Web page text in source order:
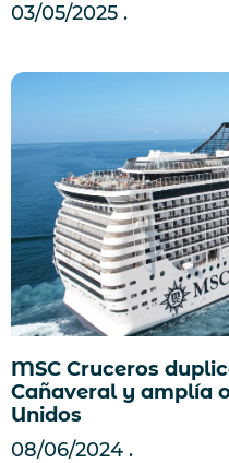
03/05/2025
MSC Cruceros
Cañaveral y amplía
Unidos
08/06/2024